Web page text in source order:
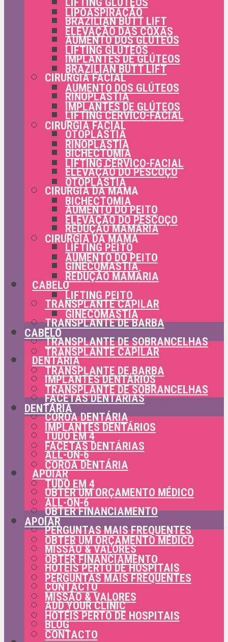
BRAZILIAN BUTT LIFT
AUMENTO DOS GLÚTEOS
IMPLANTES DE GLÚTEOS
CIRURGIA FACIAL
RINOPLASTIA
LIFTING CÉRVICO-FACIAL
OTOPLASTIA
BICHECTOMIA
ELEVAÇÃO DO PESCOÇO
CIRURGIA DA MAMA
AUMENTO DO PEITO
REDUÇÃO MAMÁRIA
LIFTING PEITO
GINECOMASTIA
CABELO
TRANSPLANTE CAPILAR
TRANSPLANTE DE BARBA
TRANSPLANTE DE SOBRANCELHAS
DENTÁRIA
IMPLANTES DENTÁRIOS
FACETAS DENTÁRIAS
COROA DENTÁRIA
TUDO EM 4
ALL-ON-6
APOIAR
OBTER UM ORÇAMENTO MÉDICO
OBTER FINANCIAMENTO
PERGUNTAS MAIS FREQUENTES
MISSÃO & VALORES
HOTÉIS PERTO DE HOSPITAIS
CONTACTO
ADD YOUR CLINIC
BLOG
LIPOASPIRAÇÃO
ELEVAÇÃO DAS COXAS
LIFTING GLÚTEOS
BRAZILIAN BUTT LIFT
AUMENTO DOS GLÚTEOS
IMPLANTES DE GLÚTEOS
CIRURGIA FACIAL
RINOPLASTIA
LIFTING CÉRVICO-FACIAL
OTOPLASTIA
BICHECTOMIA
ELEVAÇÃO DO PESCOÇO
CIRURGIA DA MAMA
AUMENTO DO PEITO
REDUÇÃO MAMÁRIA
LIFTING PEITO
GINECOMASTIA
CABELO
TRANSPLANTE CAPILAR
TRANSPLANTE DE BARBA
TRANSPLANTE DE SOBRANCELHAS
DENTÁRIA
IMPLANTES DENTÁRIOS
FACETAS DENTÁRIAS
COROA DENTÁRIA
TUDO EM 4
ALL-ON-6
APOIAR
OBTER UM ORÇAMENTO MÉDICO
OBTER FINANCIAMENTO
PERGUNTAS MAIS FREQUENTES
MISSÃO & VALORES
HOTÉIS PERTO DE HOSPITAIS
CONTACTO